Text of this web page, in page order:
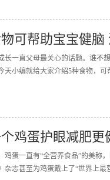
可帮助宝宝健脑
长一直父母最关心的话题。谁不
天小编就给大家介绍5种食物，
鸡蛋护眼减肥更
鸡蛋一直有“全营养食品”的美称
杂志甚至为鸡蛋戴上了“世界上